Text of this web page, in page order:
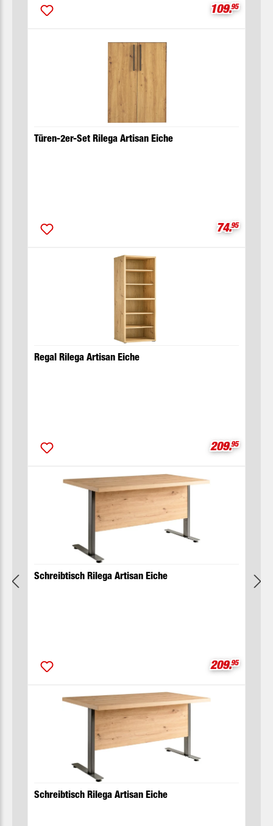
109.95
Türen-2er-Set Rilega Artisan Eiche
74.95
Regal Rilega Artisan Eiche
209.95
Schreibtisch Rilega Artisan Eiche
209.95
Schreibtisch Rilega Artisan Eiche